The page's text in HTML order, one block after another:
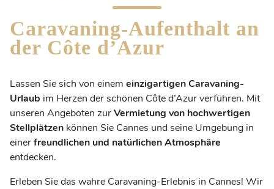
Caravaning-Aufenthalt an
der Côte d’Azur
Lassen Sie sich von einem einzigartigen Caravaning-
Urlaub im Herzen der schönen Côte d’Azur verführen. Mit
unseren Angeboten zurVermietung von hochwertigen
Stellplätzen können Sie Cannes und seine Umgebung in
einerfreundlichen und natürlichen Atmosphäre
entdecken.
Erleben Sie das wahre Caravaning-Erlebnis in Cannes! Wir